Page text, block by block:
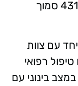
חשמליים שנפגע מרכב בכביש 431 סמוך
עם צוות
רפואי
לבי"ח וולפסון גבר כבן 40, במצב בינוני עם